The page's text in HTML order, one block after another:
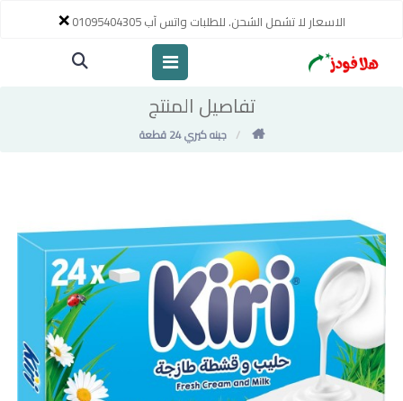
الاسعار لا تشمل الشحن. للطلبات واتس آب 01095404305 ×
تفاصيل المنتج
جبنه كيري 24 قطعة